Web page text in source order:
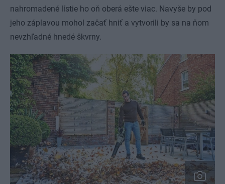
nahromadené lístie ho oň oberá ešte viac. Navyše by pod
jeho záplavou mohol začať hniť a vytvorili by sa na ňom
nevzhľadné hnedé škvrny.